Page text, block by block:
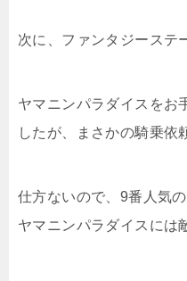
次に、ファンタジーステ
ヤマニンパラダイスをお
したが、まさかの騎乗依
仕方ないので、9番人気
ヤマニンパラダイスには